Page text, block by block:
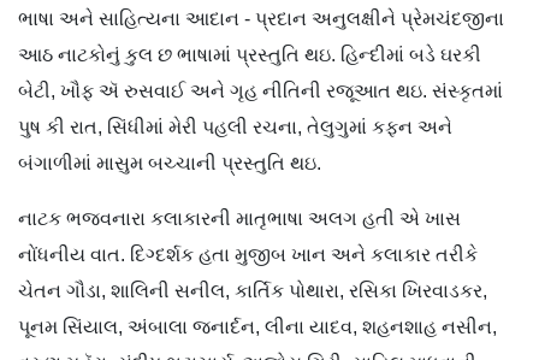
ભાષા અને સાહિત્યના આદાન - પ્રદાન અનુલક્ષીને પ્રેમચંદજીના
આઠ નાટકોનું કુલ છ ભાષામાં પ્રસ્તુતિ થઇ. હિન્દીમાં બડે ઘરકી
બેટી, ખૌફ ઍ રુસવાઈ અને ગૃહ નીતિની રજૂઆત થઇ. સંસ્કૃતમાં
પુષ કી રાત, સિંધીમાં મેરી પહલી રચના, તેલુગુમાં કફન અને
બંગાળીમાં માસુમ બચ્ચાની પ્રસ્તુતિ થઇ.
નાટક ભજવનારા કલાકારની માતૃભાષા અલગ હતી એ ખાસ
નોંધનીય વાત. દિગ્દર્શક હતા મુજીબ ખાન અને કલાકાર તરીકે
ચેતન ગૌડા, શાલિની સનીલ, કાર્તિક પોથારા, રસિકા ખિરવાડકર,
પૂનમ સિંયાલ, અંબાલા જનાર્દન, લીના યાદવ, શહનશાહ નસીન,